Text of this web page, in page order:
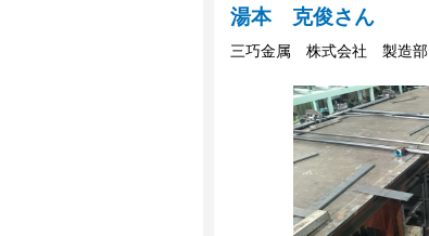
湯本 克俊さん
三巧金属 株式会社 製造部